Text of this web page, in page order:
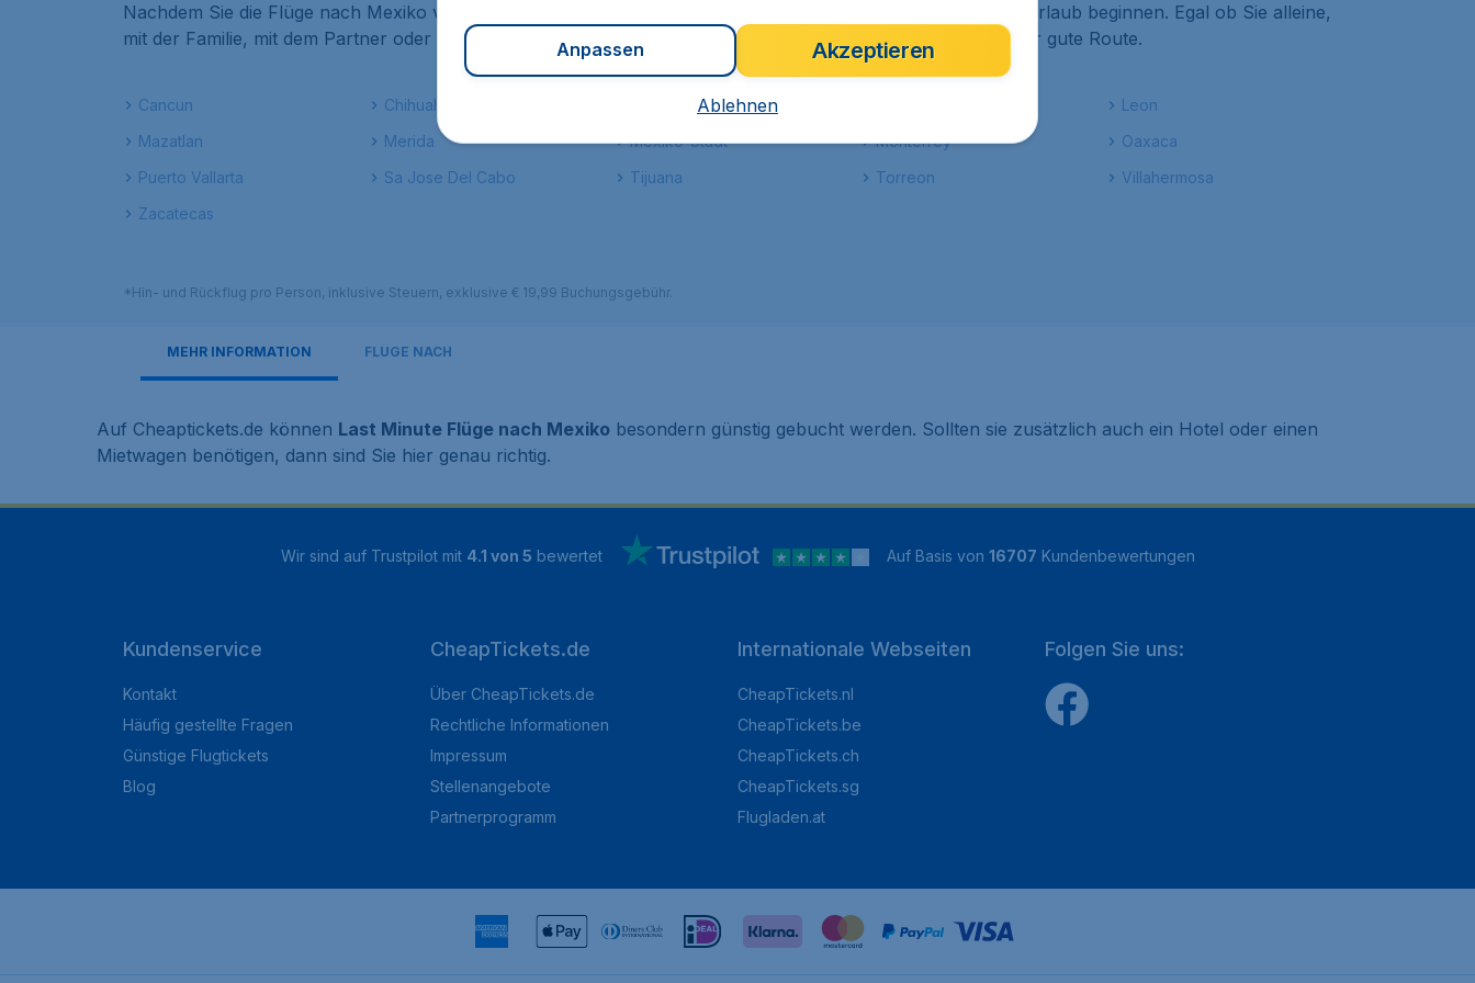
Nachdem Sie die Flüge nach Mexiko vergleichen und gebucht haben, kann der Countdown zu Ihrem Traumurlaub beginnen. Egal ob Sie alleine,
mit der Familie, mit dem Partner oder mit Freunden reisen, CheapTickets.de hilft Ihnen bei der Suche nach der gute Route.
Cancun Chihuahua
Leon
Mazatlan
Merida Mexiko-Stadt Monterrey
Oaxaca
Puerto Vallarta
Sa Jose Del Cabo Tijuana Torreon
Villahermosa
Zacatecas
*Hin- und Rückflug pro Person, inklusive Steuern, exklusive € 19,99 Buchungsgebühr.
MEHR INFORMATION FLÜGE NACH
Auf Cheaptickets.de können Last Minute Flüge nach Mexiko besondern günstig gebucht werden. Sollten sie zusätzlich auch ein Hotel oder einen
Mietwagen benötigen, dann sind Sie hier genau richtig.
Wir sind auf Trustpilot mit 4.1 von 5 bewertet Auf Basis von 16707 Kundenbewertungen
Kundenservice
Kontakt
Häufig gestellte Fragen
Günstige Flugtickets
Blog
CheapTickets.de
Über CheapTickets.de
Rechtliche Informationen
Impressum
Stellenangebote
Partnerprogramm
Internationale Webseiten
CheapTickets.nl
CheapTickets.be
CheapTickets.ch
CheapTickets.sg
Flugladen.at
Folgen Sie uns:
Akzeptieren
Anpassen
Ablehnen